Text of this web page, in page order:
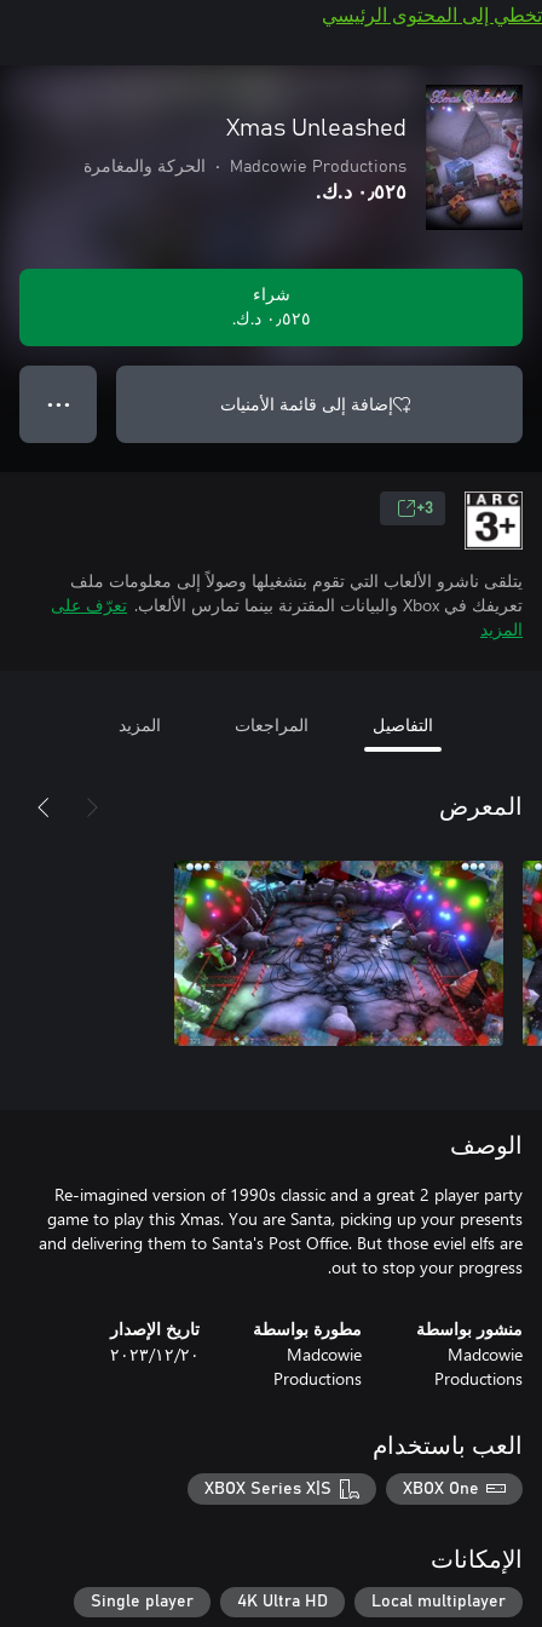
تخطي إلى المحتوى الرئيسي
Xmas Unleashed
Madcowie Productions
• الحركة والمغامرة
٠٫٥٢٥ د.ك.‏
شراء
٠٫٥٢٥ د.ك.‏
إضافة إلى قائمة الأمنيات ● ● ●
3+
يتلقى ناشرو الألعاب التي تقوم بتشغيلها وصولاً إلى معلومات ملف
تعريفك في Xbox والبيانات المقترنة بينما تمارس الألعاب.
تعرّف على
المزيد
التفاصيل المراجعات المزيد
المعرض
الوصف
Re-imagined version of 1990s classic and a great 2 player party
game to play this Xmas. You are Santa, picking up your presents
and delivering them to Santa's Post Office. But those eviel elfs are
out to stop your progress.
منشور بواسطة
Madcowie
Productions
مطورة بواسطة
Madcowie
Productions
تاريخ الإصدار
٢٠‏/١٢‏/٢٠٢٣
العب باستخدام
XBOX One
XBOX Series X|S
الإمكانات
Local multiplayer
4K Ultra HD
Single player